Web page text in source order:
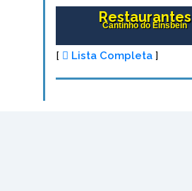
Restaurantes
Cantinho do Einsbein
[ Lista Completa ]